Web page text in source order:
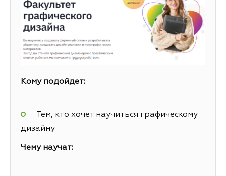
Кому подойдет:
Тем, кто хочет научиться графическому
дизайну
Чему научат: